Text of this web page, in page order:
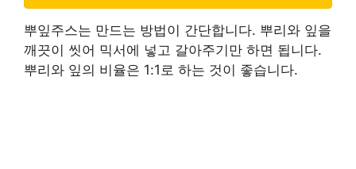
뿌잎주스는 만드는 방법이 간단합니다. 뿌리와 잎을
깨끗이 씻어 믹서에 넣고 갈아주기만 하면 됩니다.
뿌리와 잎의 비율은 1:1로 하는 것이 좋습니다.